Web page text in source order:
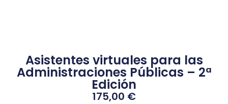
Asistentes virtuales para las
Administraciones Públicas – 2ª
Edición
175,00 €